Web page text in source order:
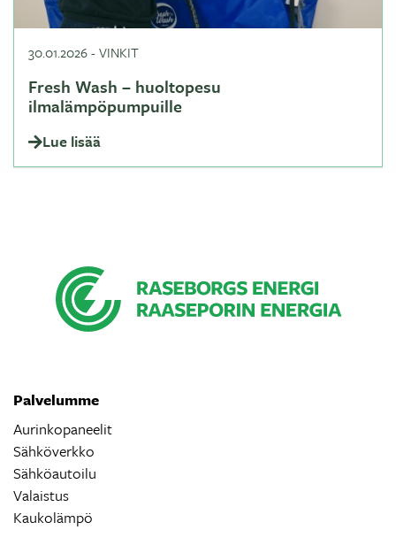
30.01.2026-VINKIT
Fresh Wash – huoltopesu
ilmalämpöpumpuille
Lue lisää
Palvelumme
Aurinkopaneelit
Sähköverkko
Sähköautoilu
Valaistus
Kaukolämpö